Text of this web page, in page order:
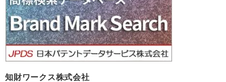
知財ワークス株式会社